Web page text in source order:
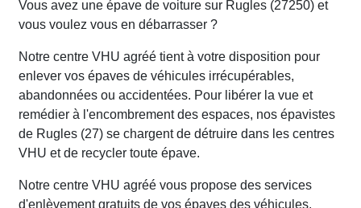
Vous avez une épave de voiture sur Rugles (27250) et
vous voulez vous en débarrasser ?
Notre centre VHU agréé tient à votre disposition pour
enlever vos épaves de véhicules irrécupérables,
abandonnées ou accidentées. Pour libérer la vue et
remédier à l'encombrement des espaces, nos épavistes
de Rugles (27) se chargent de détruire dans les centres
VHU et de recycler toute épave.
Notre centre VHU agréé vous propose des services
d'enlèvement gratuits de vos épaves des véhicules.